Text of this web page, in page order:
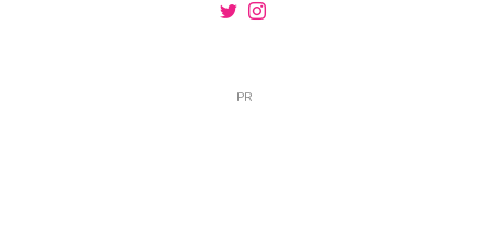
PR